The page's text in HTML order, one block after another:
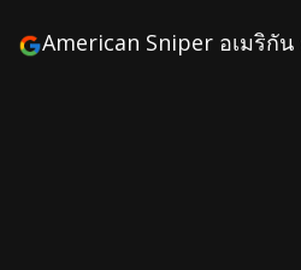
American Sniper อเมริกัน